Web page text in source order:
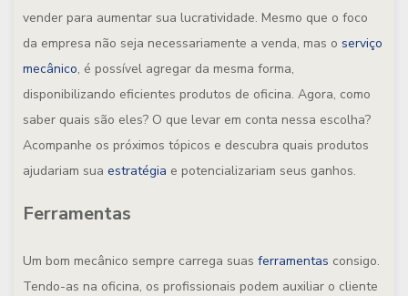
vender para aumentar sua lucratividade. Mesmo que o foco
da empresa não seja necessariamente a venda, mas o serviço
mecânico, é possível agregar da mesma forma,
disponibilizando eficientes produtos de oficina. Agora, como
saber quais são eles? O que levar em conta nessa escolha?
Acompanhe os próximos tópicos e descubra quais produtos
ajudariam sua estratégia e potencializariam seus ganhos.
Ferramentas
Um bom mecânico sempre carrega suas ferramentas consigo.
Tendo-as na oficina, os profissionais podem auxiliar o cliente